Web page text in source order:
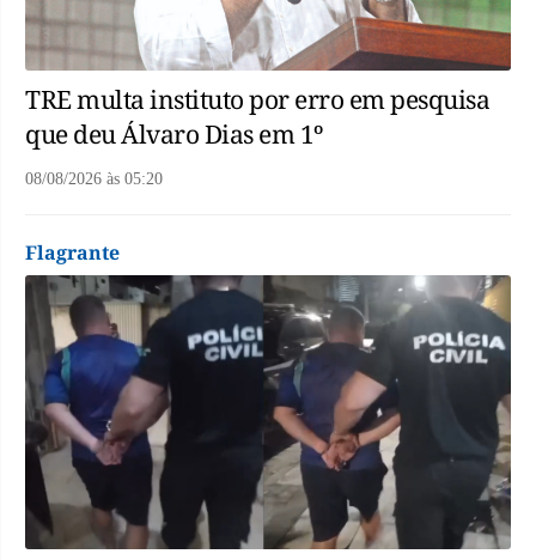
TRE multa instituto por erro em pesquisa
que deu Álvaro Dias em 1º
08/08/2026 às 05:20
Flagrante